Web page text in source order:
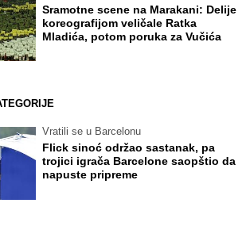
Sramotne scene na Marakani: Delije
koreografijom veličale Ratka
Mladića, potom poruka za Vučića
Vratili se u Barcelonu
Flick sinoć održao sastanak, pa
trojici igrača Barcelone saopštio da
napuste pripreme